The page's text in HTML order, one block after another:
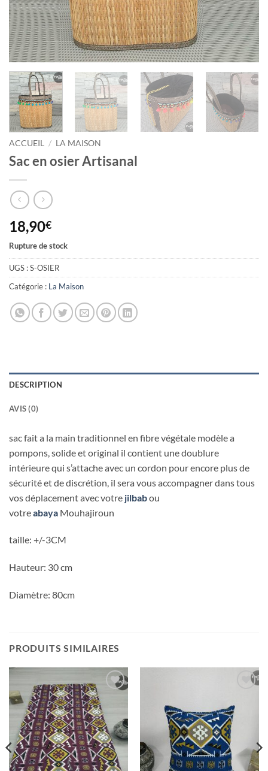
ACCUEIL / LA MAISON
Sac en osier Artisanal
18,90€
Rupture de stock
UGS :S-OSIER
Catégorie : La Maison
DESCRIPTION
AVIS (0)
sac fait a la main traditionnel en fibre végétale modèle a
pompons, solide et original il contient une doublure
intérieure qui s’attache avec un cordon pour encore plus de
sécurité et de discrétion, il sera vous accompagner dans tous
vos déplacement avec votre jilbabou
votreabaya Mouhajiroun
taille: +/-3CM
Hauteur: 30 cm
Diamètre: 80cm
PRODUITS SIMILAIRES
Ajouter
à la liste
d’envies
à la liste
d’envies